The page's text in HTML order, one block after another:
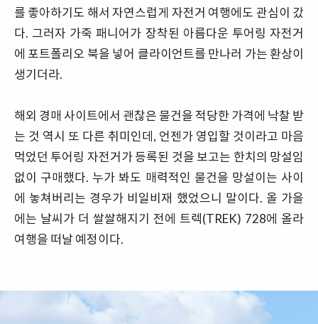
를 좋아하기도 해서 자연스럽게 자전거 여행에도 관심이 갔
다. 그러자 가죽 패니어가 장착된 아름다운 투어링 자전거
에 포트폴리오 북을 넣어 클라이언트를 만나러 가는 환상이
생기더라.
해외 경매 사이트에서 괜찮은 물건을 적당한 가격에 낙찰 받
는 것 역시 또 다른 취미인데, 언젠가 영입할 것이라고 마음
먹었던 투어링 자전거가 등록된 것을 보고는 한치의 망설임
없이 구매했다. 누가 봐도 매력적인 물건을 망설이는 사이
에 놓쳐버리는 경우가 비일비재 했었으니 말이다. 올 가을
에는 날씨가 더 쌀쌀해지기 전에 트렉(TREK) 728에 올라
여행을 떠날 예정이다.